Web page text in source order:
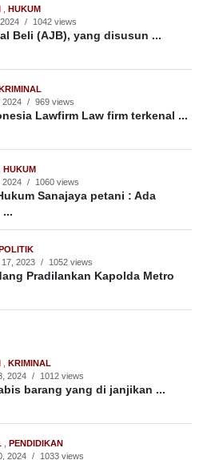
HUKUM
/ 1042 views
Beli (AJB), yang disusun ...
2024 / 969 views
Lawfirm Law firm terkenal ...
HUKUM
2024 / 1060 views
Sanajaya petani : Ada
...
2023 / 1052 views
Pradilankan Kapolda Metro
KRIMINAL
2024 / 1012 views
barang yang di janjikan ...
PENDIDIKAN
2024 / 1033 views